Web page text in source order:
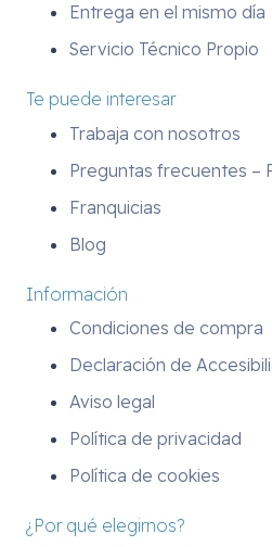
Entrega en el mismo día
Servicio Técnico Propio
Te puede interesar
Trabaja con nosotros
Preguntas frecuentes –
Franquicias
Blog
Información
Condiciones de compra
Declaración de
Aviso legal
Política de privacidad
Política de cookies
¿Por qué elegirnos?